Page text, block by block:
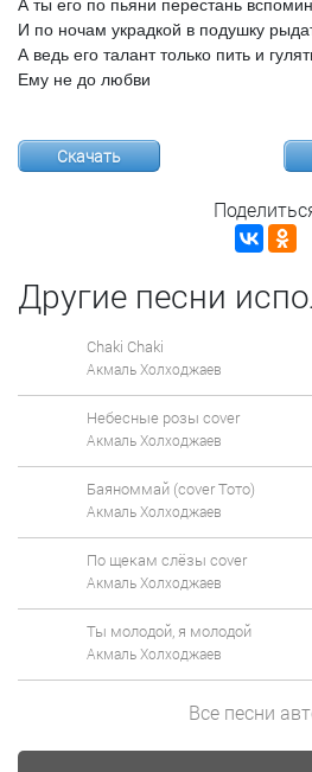
А ты его по пьяни перестань
И по ночам украдкой в подушку
А ведь его талант только пить и
Ему не до любви
Скачать
Другие песни
Chaki Chaki
Акмаль Холходжаев
Небесные розы cover
Акмаль Холходжаев
Баяноммай (cover Тото)
Акмаль Холходжаев
По щекам слёзы cover
Акмаль Холходжаев
Ты молодой, я молодой
Акмаль Холходжаев
Все песни